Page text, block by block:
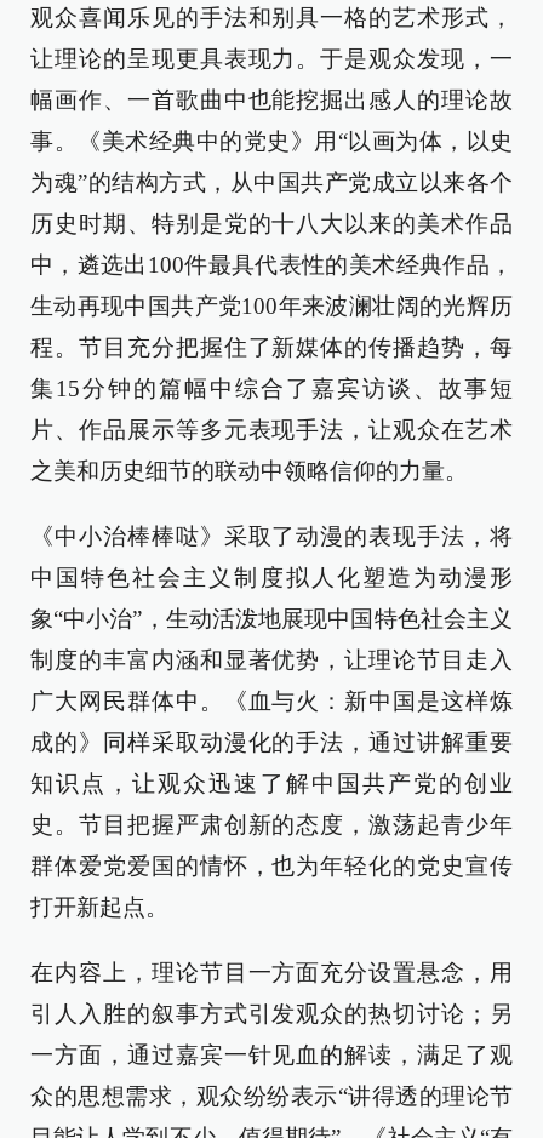
观众喜闻乐见的手法和别具一格的艺术形式，
让理论的呈现更具表现力。于是观众发现，一
幅画作、一首歌曲中也能挖掘出感人的理论故
事。《美术经典中的党史》用“以画为体，以史
为魂”的结构方式，从中国共产党成立以来各个
历史时期、特别是党的十八大以来的美术作品
中，遴选出100件最具代表性的美术经典作品，
生动再现中国共产党100年来波澜壮阔的光辉历
程。节目充分把握住了新媒体的传播趋势，每
集15分钟的篇幅中综合了嘉宾访谈、故事短
片、作品展示等多元表现手法，让观众在艺术
之美和历史细节的联动中领略信仰的力量。
《中小治棒棒哒》采取了动漫的表现手法，将
中国特色社会主义制度拟人化塑造为动漫形
象“中小治”，生动活泼地展现中国特色社会主义
制度的丰富内涵和显著优势，让理论节目走入
广大网民群体中。《血与火：新中国是这样炼
成的》同样采取动漫化的手法，通过讲解重要
知识点，让观众迅速了解中国共产党的创业
史。节目把握严肃创新的态度，激荡起青少年
群体爱党爱国的情怀，也为年轻化的党史宣传
打开新起点。
在内容上，理论节目一方面充分设置悬念，用
引人入胜的叙事方式引发观众的热切讨论；另
一方面，通过嘉宾一针见血的解读，满足了观
众的思想需求，观众纷纷表示“讲得透的理论节